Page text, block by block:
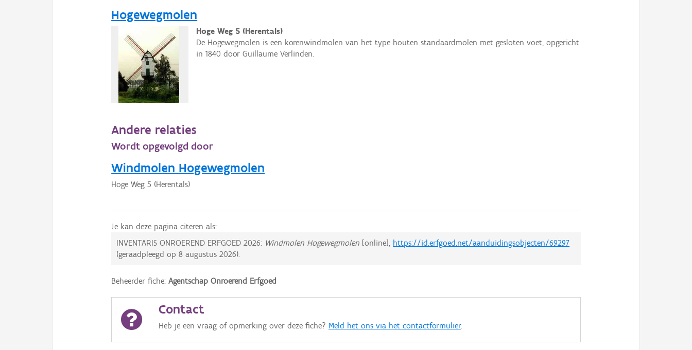
Hogewegmolen
Hoge Weg 5 (Herentals)
De Hogewegmolen is een korenwindmolen van het type houten standaardmolen met gesloten voet, opgericht
in 1840 door Guillaume Verlinden.
Andere relaties
Wordt opgevolgd door
Windmolen Hogewegmolen
Hoge Weg 5 (Herentals)
Je kan deze pagina citeren als:
INVENTARIS ONROEREND ERFGOED 2026: Windmolen Hogewegmolen [online], https://id.erfgoed.net/aanduidingsobjecten/69297
(geraadpleegd op8 augustus 2026).
Beheerder fiche:Agentschap Onroerend Erfgoed
Contact
Heb je een vraag of opmerking over deze fiche? Meld het ons via het contactformulier.